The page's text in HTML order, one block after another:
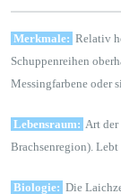
Merkmale: Relativ
Schuppenreihen
Messingfarbene oder
Lebensraum: Art der
Brachsenregion).
Biologie: Die